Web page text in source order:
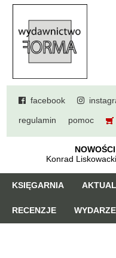
facebook
regulamin pomoc
NOWOŚCI
Konrad Liskowacki
KSIĘGARNIA
RECENZJE